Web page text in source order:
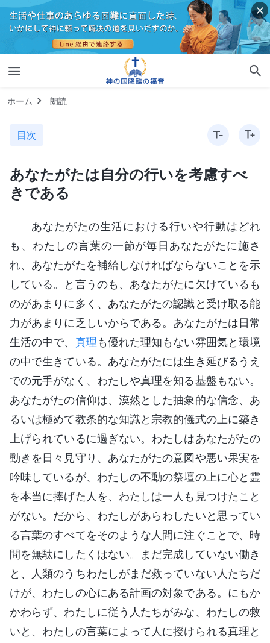
ホーム 朗読
目次
あなたがたは自分の行いを考慮すべ
きである
あなたがたの生活における行いや行動はどれ
も、わたしの言葉の一節が毎日あなたがたに施さ
れ、あなたがたを補給しなければならないことを示
している。と言うのも、あなたがたに欠けているも
のがあまりに多く、あなたがたの認識と受け取る能
力があまりに乏しいからである。あなたがたは日常
生活の中で、 真理も優れた理知もない雰囲気と環境
の中で生きている。あなたがたには生き延びるうえ
での元手がなく、わたしや真理を知る基盤もない。
あなたがたの信仰は、漠然とした抽象的な信念、あ
るいは極めて教条的な知識と宗教的儀式の上に築き
上げられているに過ぎない。わたしはあなたがたの
動きを日々見守り、あなたがたの意図や悪い果実を
吟味しているが、わたしの不動の祭壇の上に心と霊
を本当に捧げた人を、わたしは一人も見つけたこと
がない。だから、わたしがあらわしたいと思ってい
る言葉のすべてをそのような人間に注ぐことで、時
間を無駄にしたくはない。まだ完成していない働き
と、人類のうちわたしがまだ救っていない人たちだ
けが、わたしの心にある計画の対象である。にもか
かわらず、わたしに従う人たちがみな、わたしの救
いと、わたしの言葉によって人に授けられる真理と